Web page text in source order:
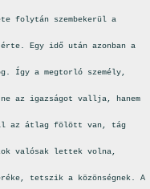
folytán szembekerül a
Egy idő után azonban a
Így a megtorló személy,
az igazságot vallja, hanem
az átlag fölött van, tág
valósak lettek volna,
tetszik a közönségnek. A